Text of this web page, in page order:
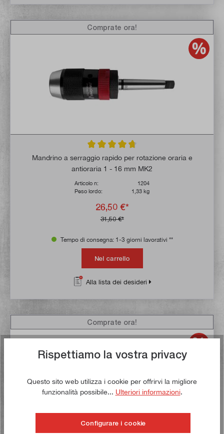
Valutazione media di 4.7 su 5 stelle
Mandrino a serraggio rapido per rotazione oraria e
antioraria 1 - 16 mm MK2
Articolo n:
1204
Peso lordo:
1,33 kg
26,50 €*
31,50 €*
Comprate ora!
Tempo di consegna: 1-3 giorni lavorativi **
Nel carrello
Alla lista dei desideri
Comprate ora!
Rispettiamo la vostra privacy
Questo sito web utilizza i cookie per offrirvi la migliore
funzionalità possibile... Ulteriori informazioni.
Configurare i cookie